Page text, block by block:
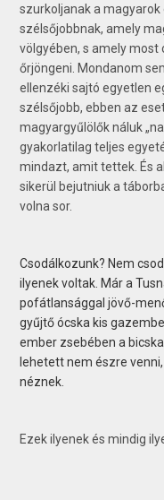
szurkoljanak a
szélsőjobbnak, amely
völgyében, s amely
őrjöngeni. Mondanom
ellenzéki sajtó egyetlen
szélsőjobb, ebben az
magyargyűlölők náluk
gyakorlatilag teljes
mindazt, amit tettek. És
sikerül bejutniuk a
volna sor.
Csodálkozunk? Nem
ilyenek voltak. Már a
pofátlansággal jövő-
gyűjtő ócska kis
ember zsebében a
lehetett nem észre
néznek.
Ezek ilyenek és mindig